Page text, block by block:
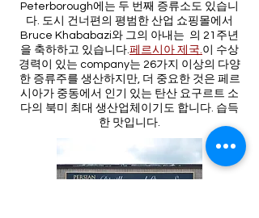
Peterborough에는 두 번째 증류소도 있습니
다. 도시 건너편의 평범한 산업 쇼핑몰에서
Bruce Khababazi와 그의 아내는 의 21주년
을 축하하고 있습니다.페르시아 제국.이 수상
경력이 있는 company는 26가지 이상의 다양
한 증류주를 생산하지만, 더 중요한 것은 페르
시아가 중동에서 인기 있는 탄산 요구르트 소
다의 북미 최대 생산업체이기도 합니다. 습득
한 맛입니다.